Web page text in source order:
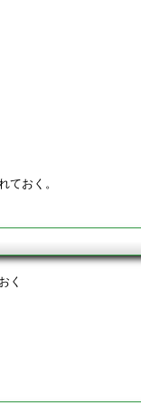
ておく。
く